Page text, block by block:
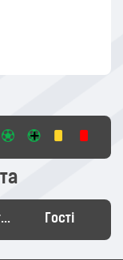
Результат Гості